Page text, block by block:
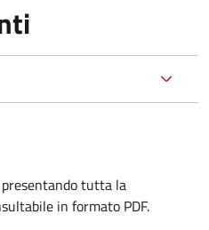
tutta la
in formato PDF.